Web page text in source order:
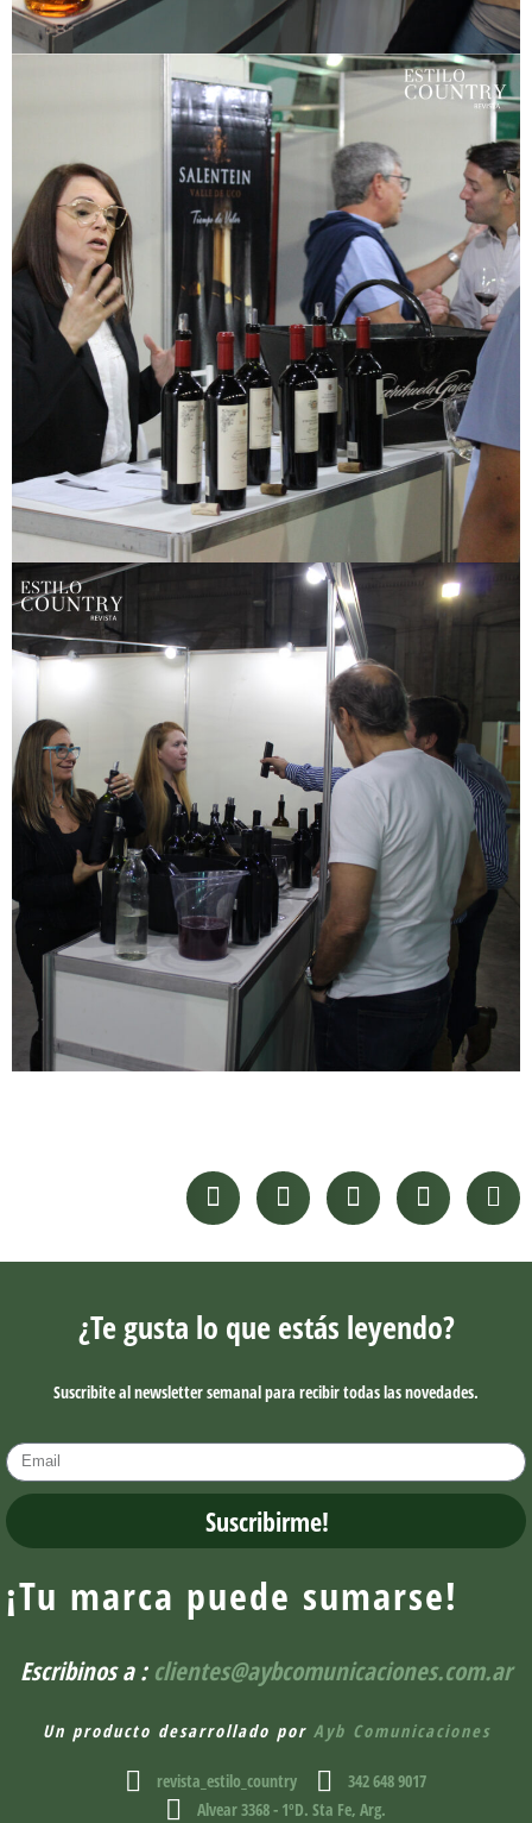
¿Te gusta lo que estás leyendo?
Suscribite al newsletter semanal para recibir todas las novedades.
Suscribirme!
¡Tu marca puede sumarse!
Escribinos a : clientes@aybcomunicaciones.com.ar
Un producto desarrollado por Ayb Comunicaciones
revista_estilo_country
342 648 9017
Alvear 3368 - 1ºD. Sta Fe, Arg.